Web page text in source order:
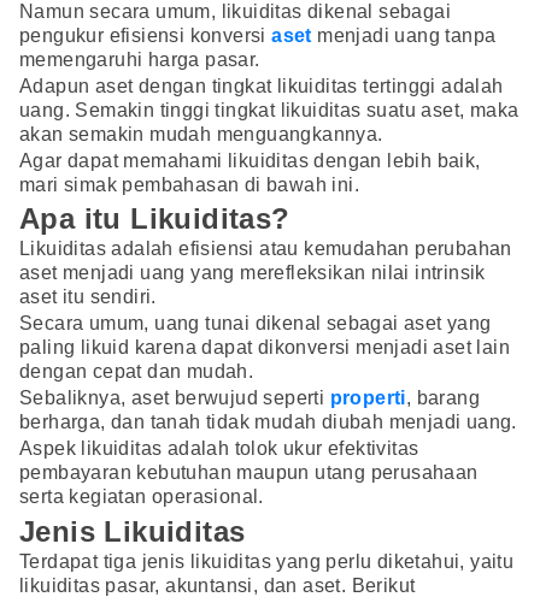
Namun secara umum, likuiditas dikenal sebagai
pengukur efisiensi konversiaset menjadi uang tanpa
memengaruhi harga pasar.
Adapun aset dengan tingkat likuiditas tertinggi adalah
uang. Semakin tinggi tingkat likuiditas suatu aset, maka
akan semakin mudah menguangkannya.
Agar dapat memahami likuiditas dengan lebih baik,
mari simak pembahasan di bawah ini.
Apa itu Likuiditas?
Likuiditas adalah efisiensi atau kemudahan perubahan
aset menjadi uang yang merefleksikan nilai intrinsik
aset itu sendiri.
Secara umum, uang tunai dikenal sebagai aset yang
paling likuid karena dapat dikonversi menjadi aset lain
dengan cepat dan mudah.
Sebaliknya, aset berwujud seperti properti, barang
berharga, dan tanah tidak mudah diubah menjadi uang.
Aspek likuiditas adalah tolok ukur efektivitas
pembayaran kebutuhan maupun utang perusahaan
serta kegiatan operasional.
Jenis Likuiditas
Terdapat tiga jenis likuiditas yang perlu diketahui, yaitu
likuiditas pasar, akuntansi, dan aset. Berikut